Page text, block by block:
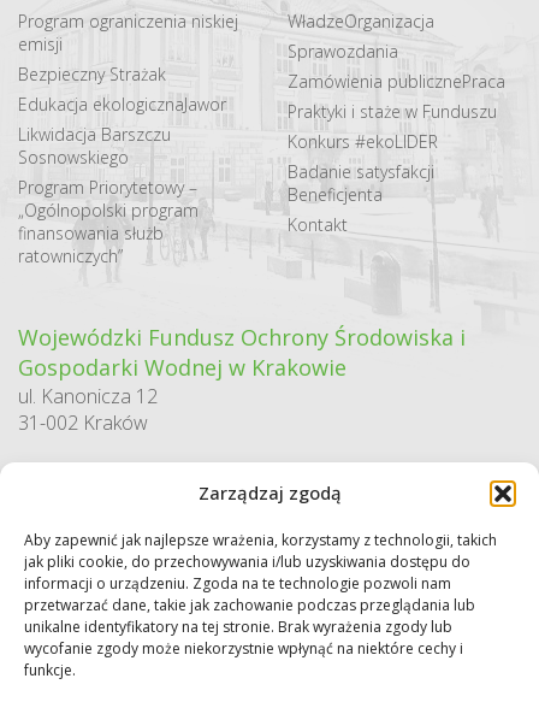
Zarządzaj zgodą
Aby zapewnić jak najlepsze wrażenia, korzystamy z technologii, takich
jak pliki cookie, do przechowywania i/lub uzyskiwania dostępu do
informacji o urządzeniu. Zgoda na te technologie pozwoli nam
przetwarzać dane, takie jak zachowanie podczas przeglądania lub
unikalne identyfikatory na tej stronie. Brak wyrażenia zgody lub
wycofanie zgody może niekorzystnie wpłynąć na niektóre cechy i
funkcje.
Program ograniczenia niskiej
emisji
Bezpieczny Strażak
Edukacja ekologicznaJawor
Likwidacja Barszczu
Sosnowskiego
Program Priorytetowy –
„Ogólnopolski program
finansowania służb
ratowniczych”
WładzeOrganizacja
Sprawozdania
Zamówienia publicznePraca
Praktyki i staże w Funduszu
Konkurs #ekoLIDER
Badanie satysfakcji
Beneficjenta
Kontakt
Wojewódzki Fundusz Ochrony Środowiska i
Gospodarki Wodnej w Krakowie
ul. Kanonicza 12
31-002 Kraków
Sekretariat / Dziennik podawczy
tel.: 12 422 94 90
e-mail:biuro@wfos.krakow.pl